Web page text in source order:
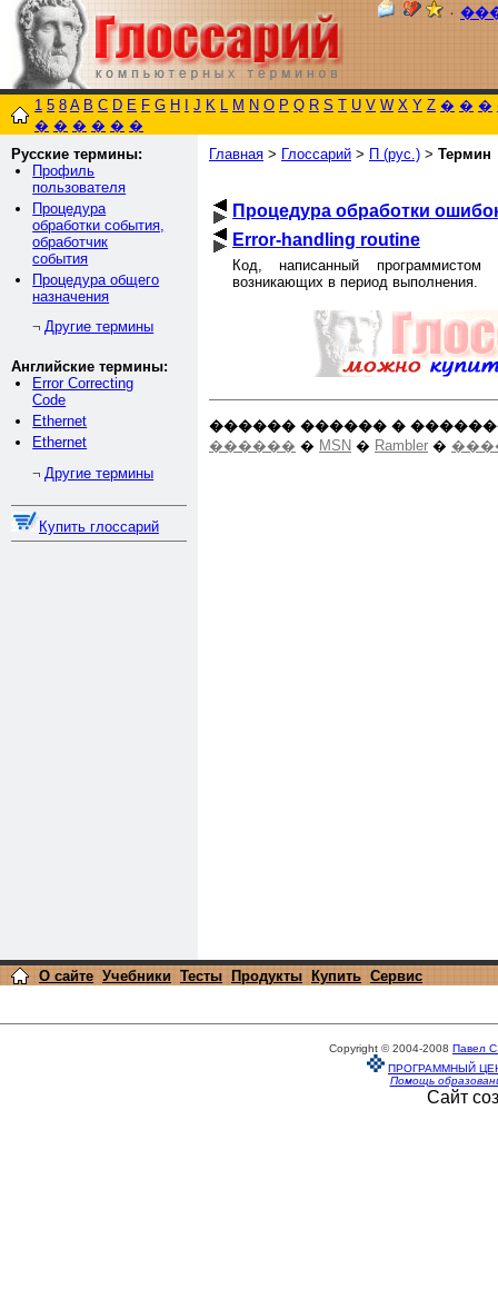
٠
1 5 8 A B C D E F G H J K L M N O P Q R S T U V W X Y Z � � �
� � � � � �
Русские термины:
Профиль
пользователя
Процедура
обработки события,
обработчик
события
Процедура общего
назначения
¬ Другие термины
Английские термины:
Error Correcting
Code
Ethernet
Ethernet
¬ Другие термины
Купить глоссарий
Главная > Глоссарий > П (рус.) > Термин
Процедура обработки
Error-handling routine
Код, написанный
возникающих в период выполнения.
������ ������ �
������ � MSN � Rambler �
О сайте Учебники Тесты Продукты Купить Сервис
Copyright © 2004-2008 Павел
ПРОГРАММНЫЙ
Помощь
Сайт